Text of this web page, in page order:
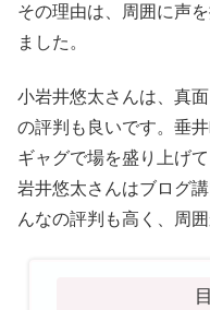
その理由は、周囲に声
ました。
小岩井悠太さんは、真
の評判も良いです。垂
ギャグで場を盛り上げ
岩井悠太さんはブログ
んなの評判も高く、周